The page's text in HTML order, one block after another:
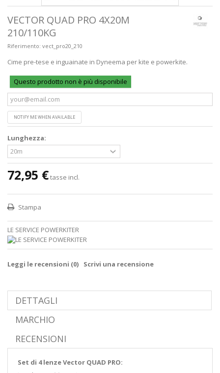
VECTOR QUAD PRO 4X20M
210/110KG
Riferimento: vect_pro20_210
Cime pre-tese e inguainate in Dyneema per kite e powerkite.
Questo prodotto non è più disponibile
NOTIFY ME WHEN AVAILABLE
Lunghezza:
72,95 €tasse incl.
Stampa
LE SERVICE POWERKITER
Leggi le recensioni (0) Scrivi una recensione
DETTAGLI
MARCHIO
RECENSIONI
Set di 4 lenze Vector QUAD PRO: